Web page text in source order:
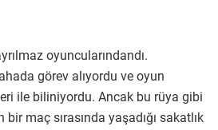
oyuncularındandı.
görev alıyordu ve oyun
ile biliniyordu. Ancak bu rüya gibi
maç sırasında yaşadığı sakatlık